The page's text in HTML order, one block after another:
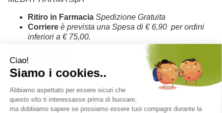
Ritiro in Farmacia Spedizione Gratuita
Corriere è prevista una Spesa di € 6,90 per ordini
inferiori a € 75,00.
Codice Prodotto
901088169